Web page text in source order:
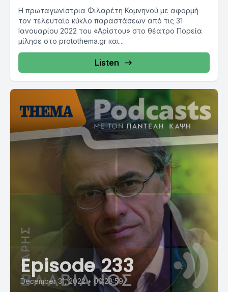
Η πρωταγωνίστρια Φιλαρέτη Κομνηνού με αφορμή
τον τελευταίο κύκλο παραστάσεων από τις 31
Ιανουαρίου 2022 του «Αρίστου» στο θέατρο Πορεία
μίλησε στο protothema.gr και...
Listen
Episode 233
December 31, 2022 • 00:28:59